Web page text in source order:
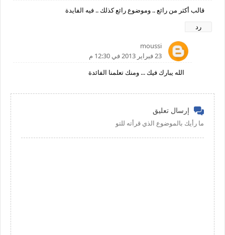
قالب أكثر من رائع .. وموضوع رائع كذلك .. فيه الفايدة
رد
moussi
23 فبراير 2013 في 12:30 م
الله يبارك فيك ... ومنك تعلمنا الفائدة
إرسال تعليق
ما رأيك بالموضوع الذي قرأته للتو